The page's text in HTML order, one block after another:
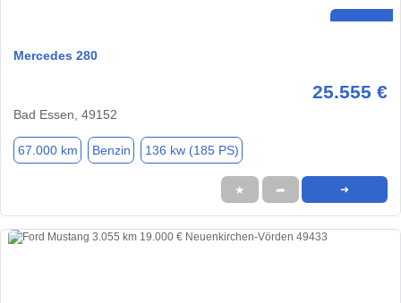
Mercedes 280
25.555 €
Bad Essen, 49152
67.000 km Benzin 136 kw (185 PS)
★ ➦ ➜